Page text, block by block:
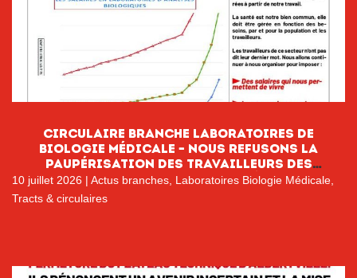
CIRCULAIRE BRANCHE LABORATOIRES DE
BIOLOGIE MÉDICALE – NOUS REFUSONS LA
PAUPÉRISATION DES TRAVAILLEURS DES
LABORATOIRES DE BIOLOGIE MÉDICALE
10 juillet 2026 | Actus branches, Laboratoires Biologie Médicale,
Tracts & circulaires